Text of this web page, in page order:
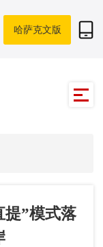
哈萨克文版
提”模式落